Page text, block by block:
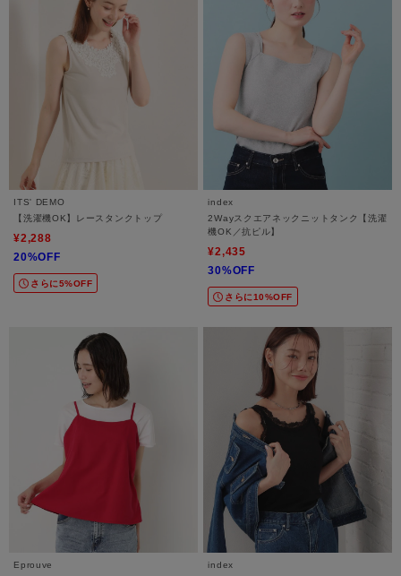
ITS' DEMO
【洗濯機OK】レースタンクトップ
¥2,288
20%OFF
さらに5%OFF
index
2Wayスクエアネックニットタンク【洗濯
機OK／抗ピル】
¥2,435
30%OFF
さらに10%OFF
Eprouve index